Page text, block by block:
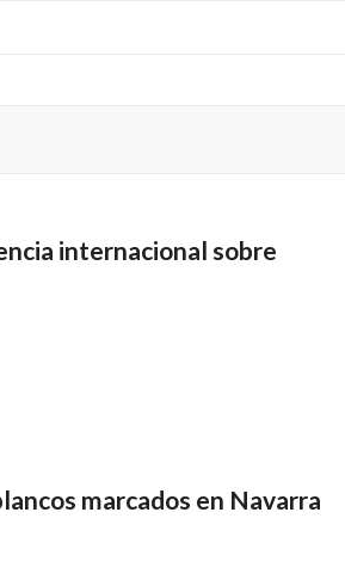
internacional sobre
marcados en Navarra